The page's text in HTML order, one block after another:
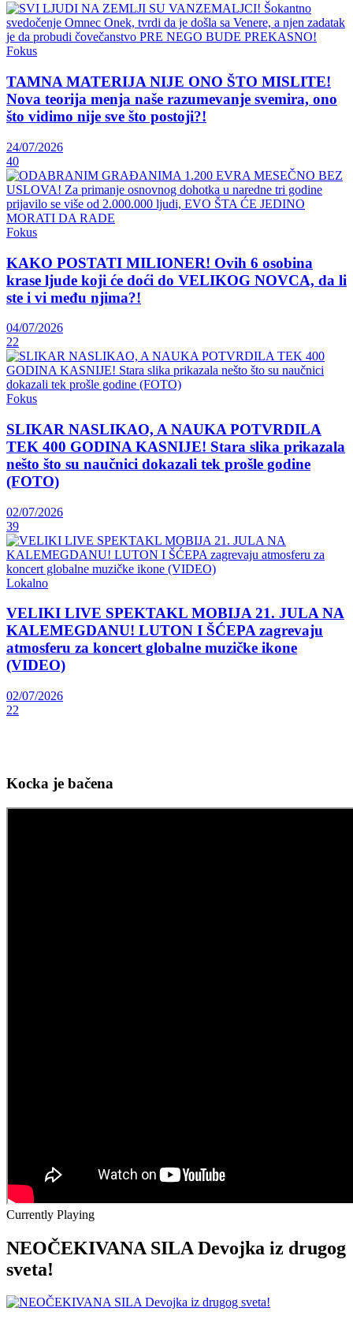
Fokus
TAMNA MATERIJA NIJE ONO ŠTO MISLITE!
Nova teorija menja naše razumevanje svemira, ono
što vidimo nije sve što postoji?!
24/07/2026
40
Fokus
KAKO POSTATI MILIONER! Ovih 6 osobina
krase ljude koji će doći do VELIKOG NOVCA, da li
ste i vi među njima?!
04/07/2026
22
Fokus
SLIKAR NASLIKAO, A NAUKA POTVRDILA
TEK 400 GODINA KASNIJE! Stara slika prikazala
nešto što su naučnici dokazali tek prošle godine
(FOTO)
02/07/2026
39
Lokalno
VELIKI LIVE SPEKTAKL MOBIJA 21. JULA NA
KALEMEGDANU! LUTON I ŠĆEPA zagrevaju
atmosferu za koncert globalne muzičke ikone
(VIDEO)
02/07/2026
22
Kocka je bačena
Currently Playing
NEOČEKIVANA SILA Devojka iz drugog
sveta!